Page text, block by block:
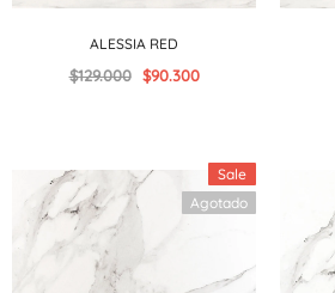
ALESSIA RED
$129.000 $90.300
Sale
Agotado